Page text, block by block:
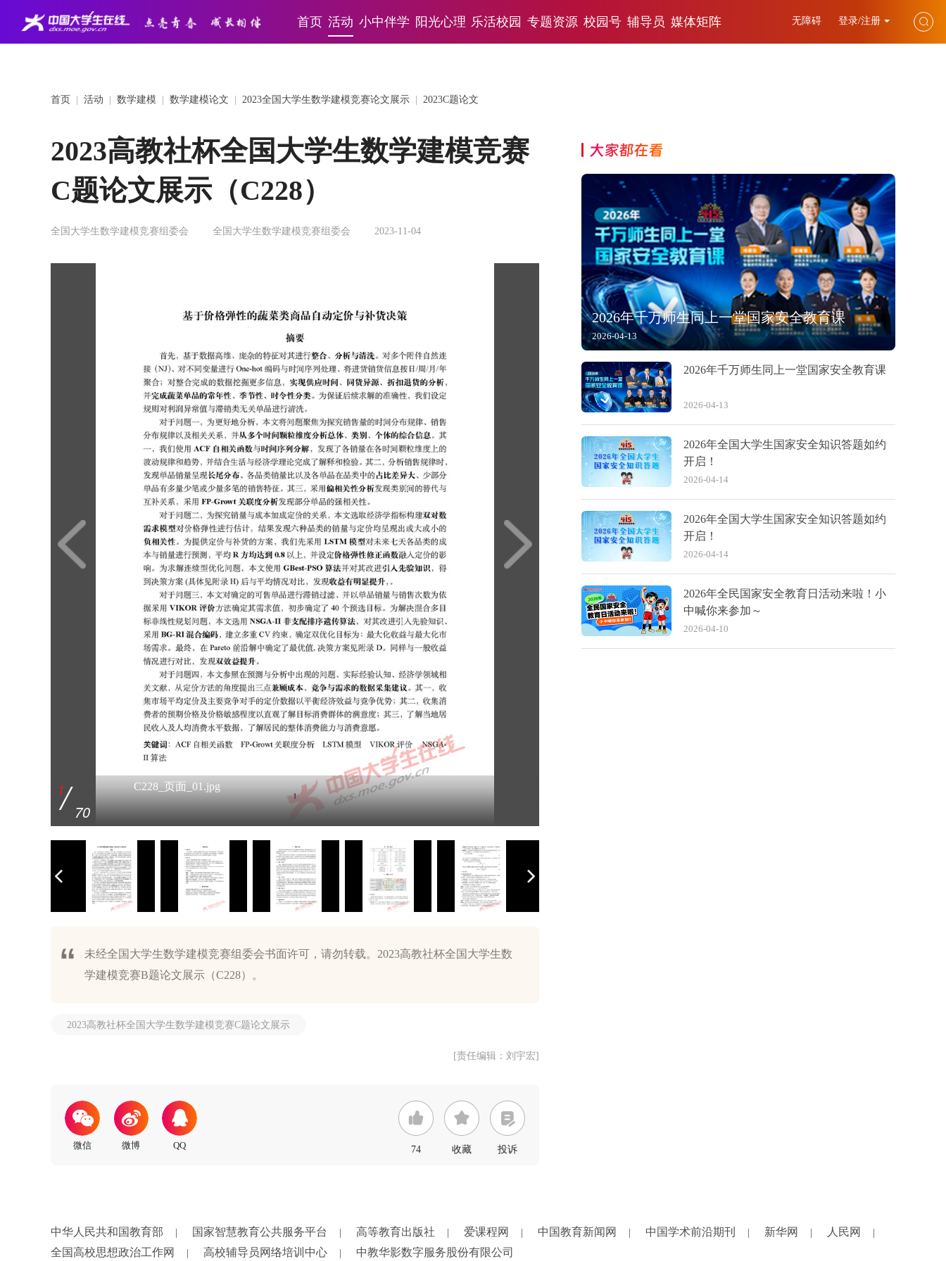
首页 活动 小中伴学 阳光心理 乐活校园 专题资源 校园号 辅导员 媒体矩阵 无障碍 登录/注册
首页 活动 数学建模 数学建模论文 2023全国大学生数学建模竞赛论文展示 2023C题论文
2023高教社杯全国大学生数学建模竞赛
C题论文展示（C228）
全国大学生数学建模竞赛组委会 全国大学生数学建模竞赛组委会 2023-11-04
1/ 70
C228_页面_01.jpg
2/ 70
C228_页面_02.jpg
3/ 70
C228_页面_03.jpg
4/ 70
C228_页面_04.jpg
5/ 70
C228_页面_05.jpg
6/ 70
C228_页面_06.jpg
7/ 70
C228_页面_07.jpg
8/ 70
C228_页面_08.jpg
9/ 70
C228_页面_09.jpg
10
/ 70
C228_页面_10.jpg
11
/ 70
C228_页面_11.jpg
12
/ 70
C228_页面_12.jpg
13
/ 70
C228_页面_13.jpg
14
/ 70
C228_页面_14.jpg
15
/ 70
C228_页面_15.jpg
16
/ 70
C228_页面_16.jpg
17
/ 70
C228_页面_17.jpg
18
/ 70
C228_页面_18.jpg
19
/ 70
C228_页面_19.jpg
20
/ 70
C228_页面_20.jpg
21
/ 70
C228_页面_21.jpg
22
/ 70
C228_页面_22.jpg
23
/ 70
C228_页面_23.jpg
24
/ 70
C228_页面_24.jpg
25
/ 70
C228_页面_25.jpg
26
/ 70
C228_页面_26.jpg
27
/ 70
C228_页面_27.jpg
28
/ 70
C228_页面_28.jpg
29
/ 70
C228_页面_29.jpg
30
/ 70
C228_页面_30.jpg
31
/ 70
C228_页面_31.jpg
32
/ 70
C228_页面_32.jpg
33
/ 70
C228_页面_33.jpg
34
/ 70
C228_页面_34.jpg
35
/ 70
C228_页面_35.jpg
36
/ 70
C228_页面_36.jpg
37
/ 70
C228_页面_37.jpg
38
/ 70
C228_页面_38.jpg
39
/ 70
C228_页面_39.jpg
40
/ 70
C228_页面_40.jpg
41
/ 70
C228_页面_41.jpg
42
/ 70
C228_页面_42.jpg
43
/ 70
C228_页面_43.jpg
44
/ 70
C228_页面_44.jpg
45
/ 70
C228_页面_45.jpg
46
/ 70
C228_页面_46.jpg
47
/ 70
C228_页面_47.jpg
48
/ 70
C228_页面_48.jpg
49
/ 70
C228_页面_49.jpg
50
/ 70
C228_页面_50.jpg
51
/ 70
C228_页面_51.jpg
52
/ 70
C228_页面_52.jpg
53
/ 70
C228_页面_53.jpg
54
/ 70
C228_页面_54.jpg
55
/ 70
C228_页面_55.jpg
56
/ 70
C228_页面_56.jpg
57
/ 70
C228_页面_57.jpg
58
/ 70
C228_页面_58.jpg
59
/ 70
C228_页面_59.jpg
60
/ 70
C228_页面_60.jpg
61
/ 70
C228_页面_61.jpg
62
/ 70
C228_页面_62.jpg
63
/ 70
C228_页面_63.jpg
64
/ 70
C228_页面_64.jpg
65
/ 70
C228_页面_65.jpg
66
/ 70
C228_页面_66.jpg
67
/ 70
C228_页面_67.jpg
68
/ 70
C228_页面_68.jpg
69
/ 70
C228_页面_69.jpg
70
/ 70
C228_页面_70.jpg
未经全国大学生数学建模竞赛组委会书面许可，请勿转载。2023高教社杯全国大学生数
学建模竞赛B题论文展示（C228）。
2023高教社杯全国大学生数学建模竞赛C题论文展示
[责任编辑：刘宇宏]
74 收藏 投诉
大家都在看
2026年千万师生同上一堂国家安全教育课
2026-04-13
2026年千万师生同上一堂国家安全教育课
2026-04-13
2026年全国大学生国家安全知识答题如约
开启！
2026-04-14
2026年全国大学生国家安全知识答题如约
开启！
2026-04-14
2026年全民国家安全教育日活动来啦！小
中喊你来参加～
2026-04-10
中华人民共和国教育部 国家智慧教育公共服务平台 高等教育出版社 爱课程网 中国教育新闻网 中国学术前沿期刊 新华网 人民网
全国高校思想政治工作网 高校辅导员网络培训中心 中教华影数字服务股份有限公司